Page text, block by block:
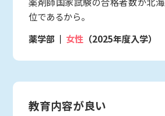
位であるから。
薬学部
女性 （2025年度入学）
教育内容が良い